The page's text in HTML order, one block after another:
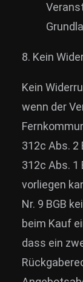
8. Kein
Kein
wenn der
312c Abs. 2
312c Abs. 1
vorliegen
Nr. 9 BGB
beim Kauf
dass ein